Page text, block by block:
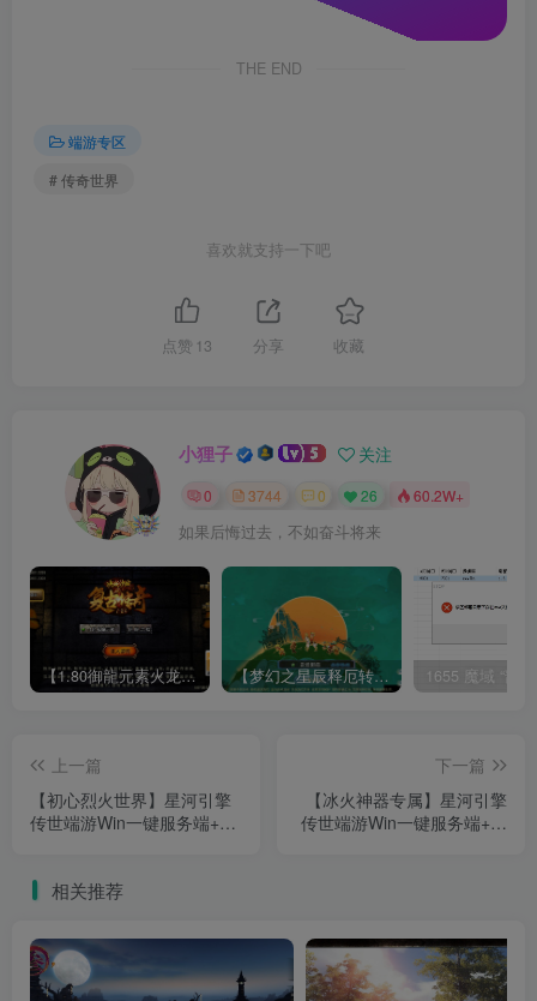
THE END
端游专区
# 传奇世界
喜欢就支持一下吧
点赞 13 分享 收藏
小狸子 关注
0 3744 0 26 60.2W+
如果后悔过去，不如奋斗将来
【1.80御龍元素火龙[摸摸登陆器]】战神引擎WIN服务端+GM工具+充值后台+双端+架设教程 【梦幻之星辰释厄转尊享挂机版】MT3换皮梦幻西游Linux服务端+GM后台+双端+源码+架设教程
上一篇
【初心烈火世界】星河引擎
传世端游Win一键服务端+登
下一篇
【冰火神器专属】星河引擎
传世端游Win一键服务端+登
相关推荐